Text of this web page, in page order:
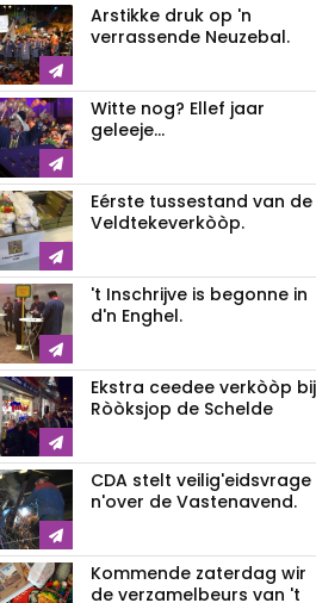
Arstikke druk op 'n
verrassende Neuzebal.
Witte nog? Ellef jaar
geleeje...
Eérste tussestand van de
Veldtekeverkòòp.
't Inschrijve is begonne in
d'n Enghel.
Ekstra ceedee verkòòp bij
Ròòksjop de Schelde
CDA stelt veilig'eidsvrage
n'over de Vastenavend.
Kommende zaterdag wir
de verzamelbeurs van 't